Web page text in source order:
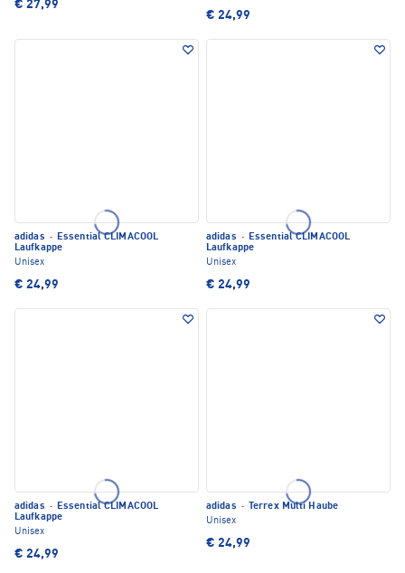
€ 27,99
€ 24,99
adidas · Essential CLIMACOOL
Laufkappe
Unisex
€ 24,99
adidas · Essential CLIMACOOL
Laufkappe
Unisex
€ 24,99
adidas · Essential CLIMACOOL
Laufkappe
Unisex
€ 24,99
adidas ·
Terrex Multi Haube
Unisex
€ 24,99